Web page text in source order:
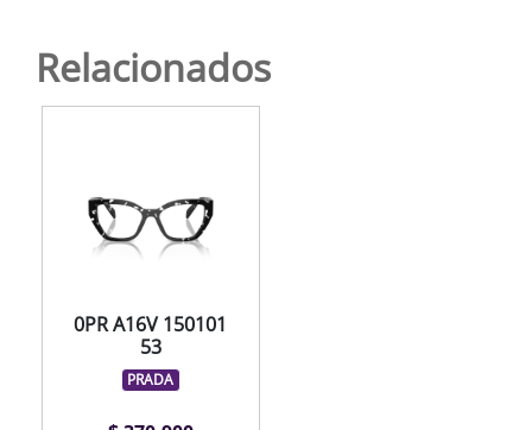
Relacionados
0PR A16V 150101
53
PRADA